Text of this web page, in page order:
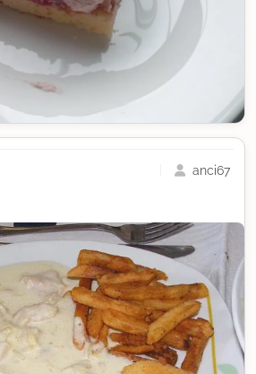
anci67